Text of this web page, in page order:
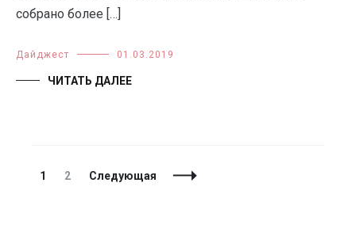
собрано более […]
Дайджест 01.03.2019
ЧИТАТЬ ДАЛЕЕ
Навигация
Страница
1 Страница
2 Следующая